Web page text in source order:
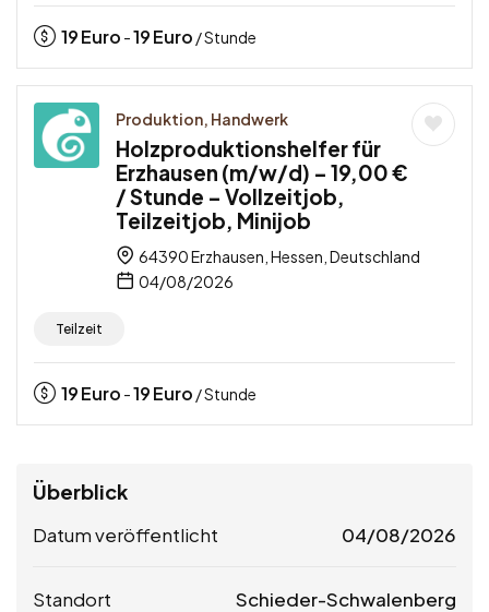
19Euro -19Euro / Stunde
Produktion, Handwerk
Holzproduktionshelfer für
Erzhausen (m/w/d) – 19,00 €
/ Stunde – Vollzeitjob,
Teilzeitjob, Minijob
64390 Erzhausen, Hessen, Deutschland
04/08/2026
Teilzeit
19Euro -19Euro / Stunde
Überblick
Datum veröffentlicht 04/08/2026
Standort Schieder-Schwalenberg